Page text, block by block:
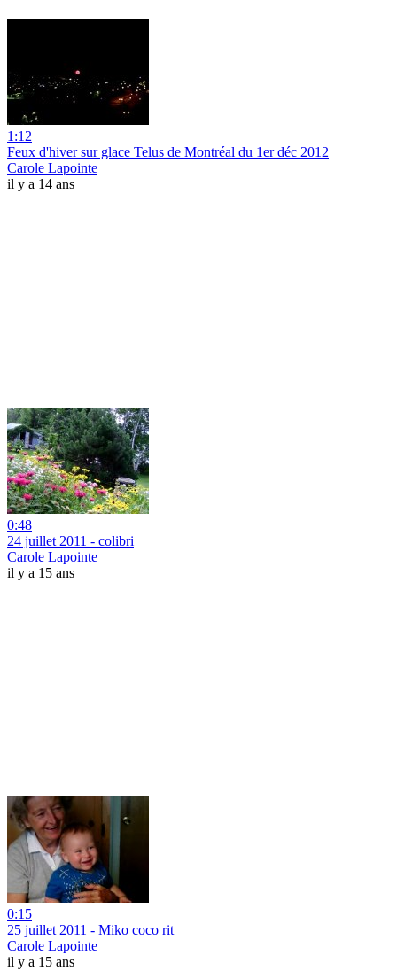
1:12
Feux d'hiver sur glace Telus de Montréal du 1er déc 2012
Carole Lapointe
il y a 14 ans
0:48
24 juillet 2011 - colibri
Carole Lapointe
il y a 15 ans
0:15
25 juillet 2011 - Miko coco rit
Carole Lapointe
il y a 15 ans